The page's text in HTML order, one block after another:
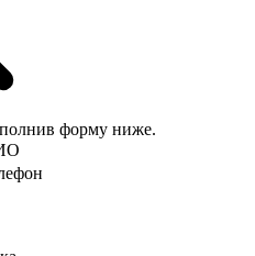
форму ниже.